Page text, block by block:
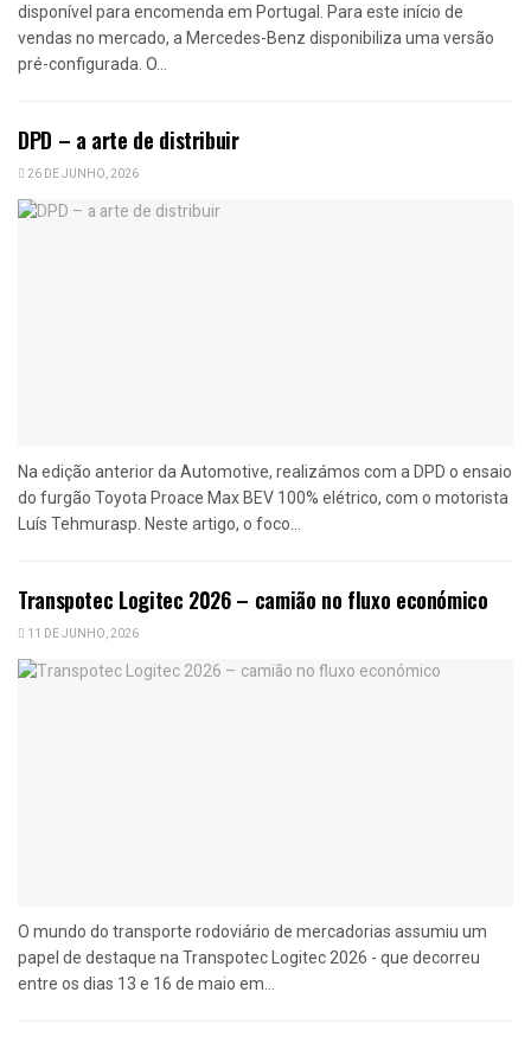
disponível para encomenda em Portugal. Para este início de
vendas no mercado, a Mercedes-Benz disponibiliza uma versão
pré-configurada. O...
DPD – a arte de distribuir
26 DE JUNHO, 2026
Na edição anterior da Automotive, realizámos com a DPD o ensaio
do furgão Toyota Proace Max BEV 100% elétrico, com o motorista
Luís Tehmurasp. Neste artigo, o foco...
Transpotec Logitec 2026 – camião no fluxo económico
11 DE JUNHO, 2026
O mundo do transporte rodoviário de mercadorias assumiu um
papel de destaque na Transpotec Logitec 2026 - que decorreu
entre os dias 13 e 16 de maio em...